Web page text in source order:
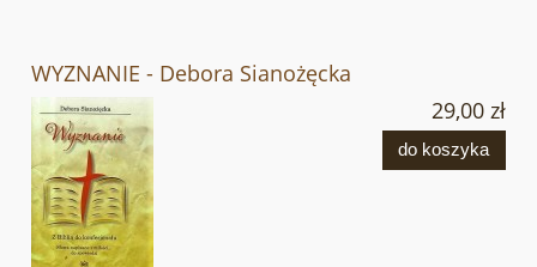
WYZNANIE - Debora Sianożęcka
29,00 zł
do koszyka